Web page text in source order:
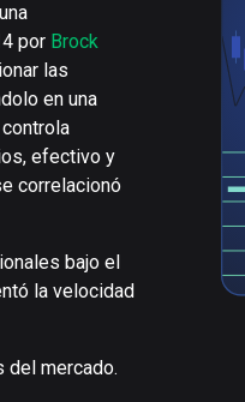
por Brock
las
en una
efectivo y
correlacionó
bajo el
la velocidad
del mercado.